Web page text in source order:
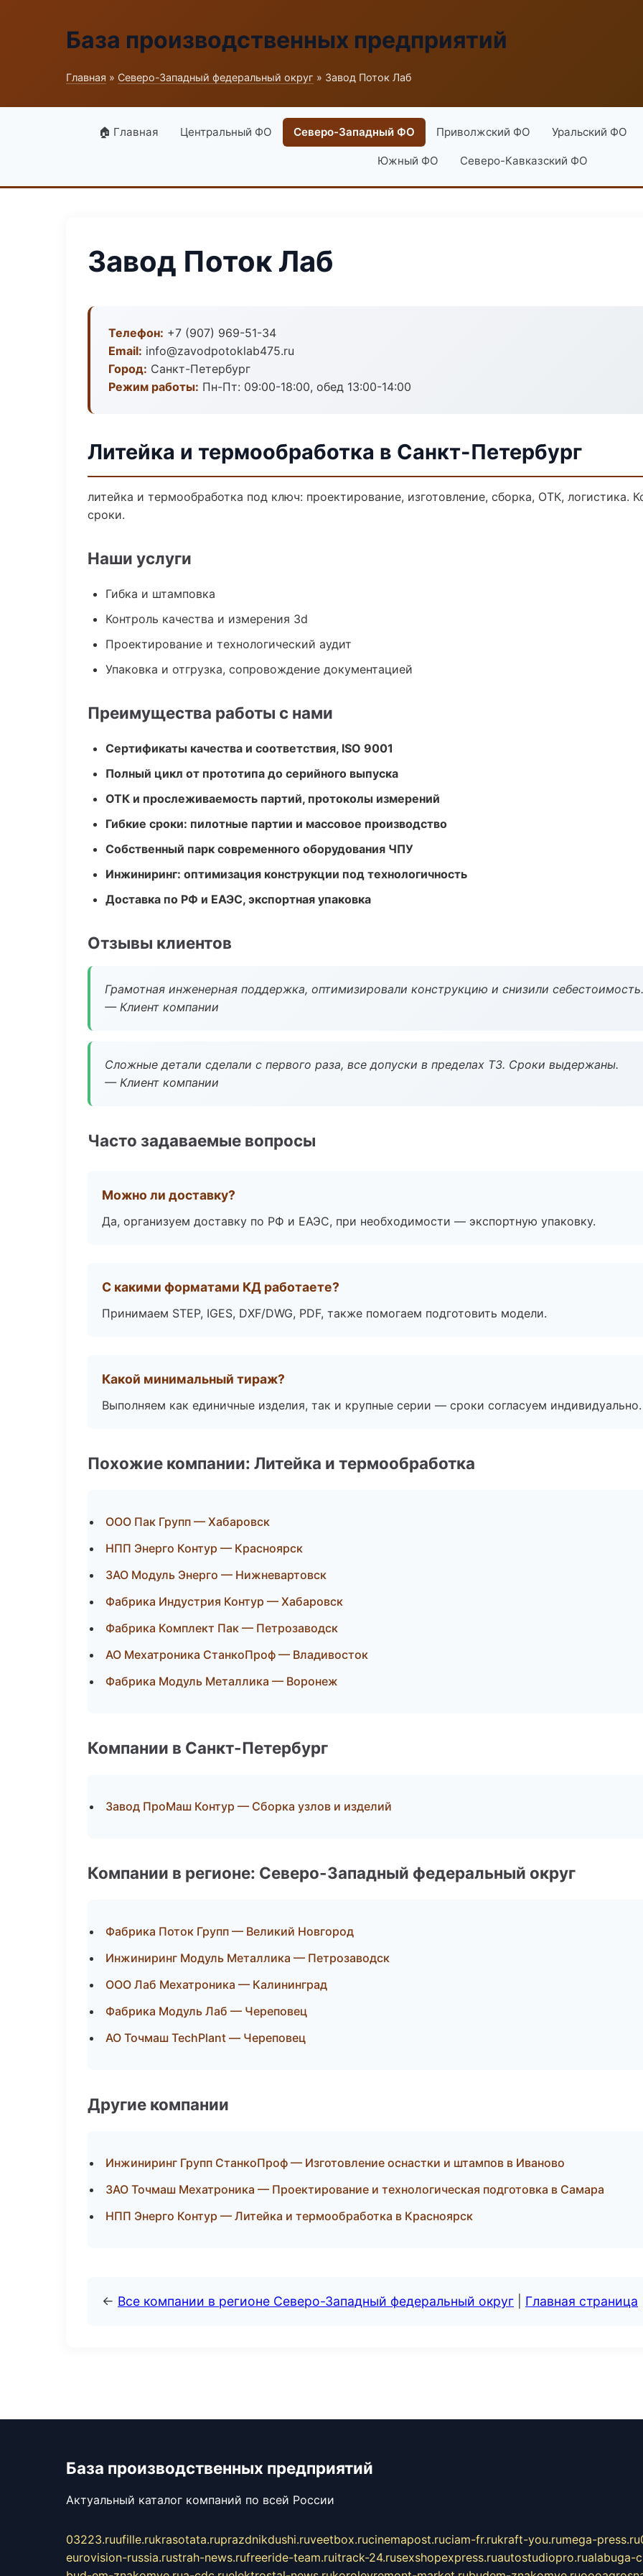
База производственных предприятий
Главная » Северо-Западный федеральный округ » Завод Поток Лаб
🏠 Главная Центральный ФО Северо-Западный ФО Приволжский ФО Уральский ФО
Южный ФО Северо-Кавказский ФО
Завод Поток Лаб
Телефон: +7 (907) 969-51-34
Email: info@zavodpotoklab475.ru
Город: Санкт-Петербург
Режим работы: Пн-Пт: 09:00-18:00, обед 13:00-14:00
Литейка и термообработка в Санкт-Петербург
литейка и термообработка под ключ: проектирование, изготовление, сборка, ОТК, логистика.
сроки.
Наши услуги
Гибка и штамповка
Контроль качества и измерения 3d
Проектирование и технологический аудит
Упаковка и отгрузка, сопровождение документацией
Преимущества работы с нами
Сертификаты качества и соответствия, ISO 9001
Полный цикл от прототипа до серийного выпуска
ОТК и прослеживаемость партий, протоколы измерений
Гибкие сроки: пилотные партии и массовое производство
Собственный парк современного оборудования ЧПУ
Инжиниринг: оптимизация конструкции под технологичность
Доставка по РФ и ЕАЭС, экспортная упаковка
Отзывы клиентов
Грамотная инженерная поддержка, оптимизировали конструкцию и снизили себестоимость.
— Клиент компании
Сложные детали сделали с первого раза, все допуски в пределах ТЗ. Сроки выдержаны.
— Клиент компании
Часто задаваемые вопросы
Можно ли доставку?
Да, организуем доставку по РФ и ЕАЭС, при необходимости — экспортную упаковку.
С какими форматами КД работаете?
Принимаем STEP, IGES, DXF/DWG, PDF, также помогаем подготовить модели.
Какой минимальный тираж?
Выполняем как единичные изделия, так и крупные серии — сроки согласуем индивидуально.
Похожие компании: Литейка и термообработка
ООО Пак Групп — Хабаровск
НПП Энерго Контур — Красноярск
ЗАО Модуль Энерго — Нижневартовск
Фабрика Индустрия Контур — Хабаровск
Фабрика Комплект Пак — Петрозаводск
АО Мехатроника СтанкоПроф — Владивосток
Фабрика Модуль Металлика — Воронеж
Компании в Санкт-Петербург
Завод ПроМаш Контур — Сборка узлов и изделий
Компании в регионе: Северо-Западный федеральный округ
Фабрика Поток Групп — Великий Новгород
Инжиниринг Модуль Металлика — Петрозаводск
ООО Лаб Мехатроника — Калининград
Фабрика Модуль Лаб — Череповец
АО Точмаш TechPlant — Череповец
Другие компании
Инжиниринг Групп СтанкоПроф — Изготовление оснастки и штампов в Иваново
ЗАО Точмаш Мехатроника — Проектирование и технологическая подготовка в Самара
НПП Энерго Контур — Литейка и термообработка в Красноярск
← Все компании в регионе Северо-Западный федеральный округ Главная страница
База производственных предприятий
Актуальный каталог компаний по всей России
03223.ruufille.rukrasotata.ruprazdnikdushi.ruveetbox.rucinemapost.ruciam-fr.rukraft-you.rumega-press.ru
eurovision-russia.rustrah-news.rufreeride-team.ruitrack-24.rusexshopexpress.ruautostudiopro.rualabuga-